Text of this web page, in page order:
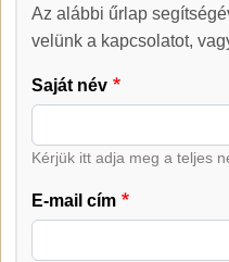
Kapcsolat
Az alábbi űrlap
velünk a kapcsolatot,
Saját név
Kérjük itt adja meg a teljes
E-mail cím